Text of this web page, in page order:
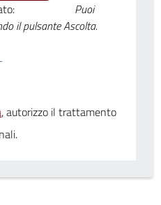
Puoi
il pulsante Ascolta.
, autorizzo il trattamento